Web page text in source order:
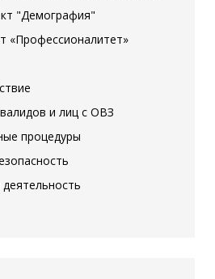
"Демография"
«Профессионалитет»
и лиц с ОВЗ
процедуры